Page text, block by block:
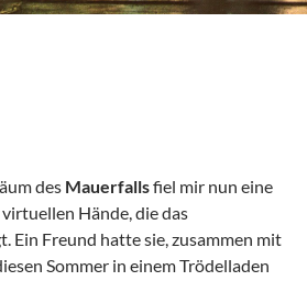
des Mauerfallsfiel mir nun eine
Hände, die das
Ein Freund hatte sie, zusammen mit
Sommer in einem Trödelladen